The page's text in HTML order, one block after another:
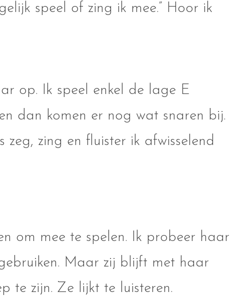
speel of zing ik mee.” Hoor ik
op. Ik speel enkel de lage E
dan komen er nog wat snaren bij.
zeg, zing en fluister ik afwisselend
om mee te spelen. Ik probeer haar
Maar zij blijft met haar
te zijn. Ze lijkt te luisteren.